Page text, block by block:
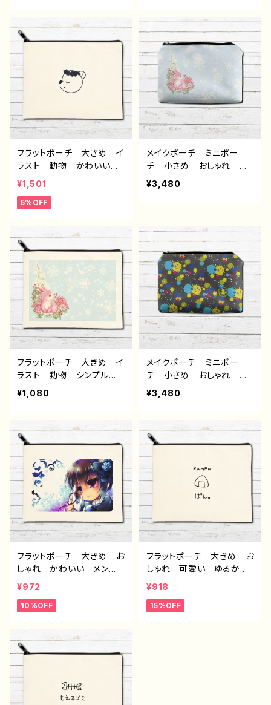
ー クリエイター 絵師
オリジナル デザイン グッ
作：アナ F-5
的 人気 イラストレータ
ー クリエイター 絵師
オリジナル デザイン グッ
ズ タイトル：Cocoon1
作：アナ F-5
フラットポーチ 大きめ イ
ラスト 動物 かわいい
おしゃれ ゆるかわ メイ
クポーチ ミニポーチ 化
粧ポーチ コスメポーチ
ター 絵師 オリジナル
デザイン グッズ タイト
ル：ノア3 作：アナ F-5
¥1,501
5%OFF
メイクポーチ ミニポー
チ 小さめ おしゃれ か
わいい イラスト 動物
シンプル うさぎ ウサ
気 イラストレーター クリ
エイター 絵師 オリジナ
ル デザイン グッズ タイ
トル：COLORS：Snow Rab
bit 作：水無月りい
¥3,480
フラットポーチ 大きめ イ
ラスト 動物 シンプル
うさぎ ウサギ 兎 花
柄 綺麗 おしゃれ かわ
チ ミニポーチ 化粧ポー
チ コスメポーチ おすす
トレーター クリエイター
絵師 オリジナル デザイ
ン グッズ タイトル：COL
ORS：Snow Rabbit 作：
水無月りい
¥1,080
メイクポーチ ミニポー
チ 小さめ おしゃれ か
わいい イラスト シンプ
ル ポップ 可愛い ゆる
ス おすすめ 個性的 人
気 イラストレーター クリ
ル デザイン グッズ タイ
トル：Smile Painting 作：
¥3,480
フラットポーチ 大きめ お
しゃれ かわいい メン
ズ レディース 可愛い女
リ クラロリ ゴシック 個
ー 絵師 オリジナル デ
ザイン グッズ タイトル：
ラロリさん 作：白夜ゆう
¥972
10%OFF
フラットポーチ 大きめ お
しゃれ 可愛い ゆるか
わ メンズ レディース
ーク イラスト メイクポー
¥918
15%OFF